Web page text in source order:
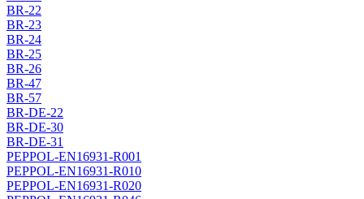
BR-22
BR-23
BR-24
BR-25
BR-26
BR-47
BR-57
BR-DE-22
BR-DE-30
BR-DE-31
PEPPOL-EN16931-R001
PEPPOL-EN16931-R010
PEPPOL-EN16931-R020